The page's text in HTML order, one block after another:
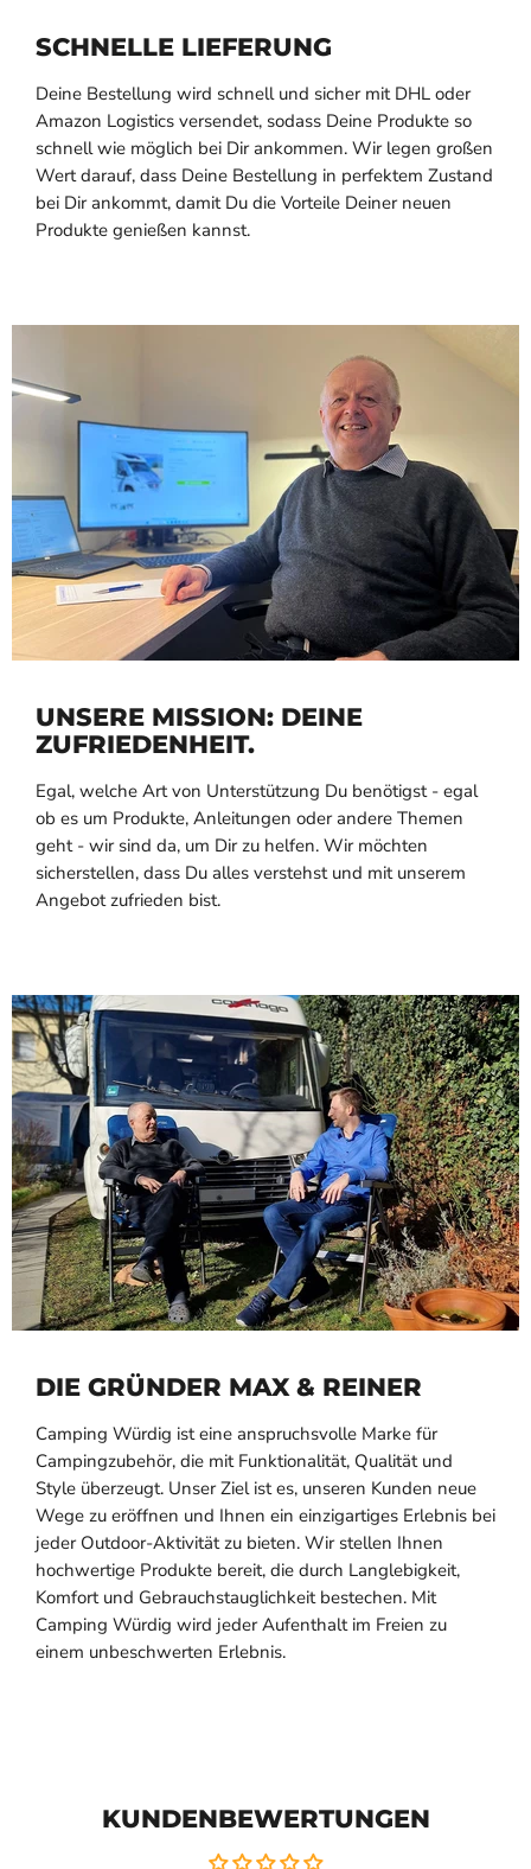
SCHNELLE LIEFERUNG
Deine Bestellung wird schnell und sicher mit DHL oder
Amazon Logistics versendet, sodass Deine Produkte so
schnell wie möglich bei Dir ankommen. Wir legen großen
Wert darauf, dass Deine Bestellung in perfektem Zustand
bei Dir ankommt, damit Du die Vorteile Deiner neuen
Produkte genießen kannst.
UNSERE MISSION: DEINE
ZUFRIEDENHEIT.
Egal, welche Art von Unterstützung Du benötigst - egal
ob es um Produkte, Anleitungen oder andere Themen
geht - wir sind da, um Dir zu helfen. Wir möchten
sicherstellen, dass Du alles verstehst und mit unserem
Angebot zufrieden bist.
DIE GRÜNDER MAX & REINER
Camping Würdig ist eine anspruchsvolle Marke für
Campingzubehör, die mit Funktionalität, Qualität und
Style überzeugt. Unser Ziel ist es, unseren Kunden neue
Wege zu eröffnen und Ihnen ein einzigartiges Erlebnis bei
jeder Outdoor-Aktivität zu bieten. Wir stellen Ihnen
hochwertige Produkte bereit, die durch Langlebigkeit,
Komfort und Gebrauchstauglichkeit bestechen. Mit
Camping Würdig wird jeder Aufenthalt im Freien zu
einem unbeschwerten Erlebnis.
KUNDENBEWERTUNGEN